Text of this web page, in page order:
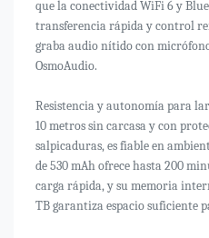
que la conectividad WiFi 6 y
transferencia rápida y control
graba audio nítido con
OsmoAudio.
Resistencia y autonomía para
10 metros sin carcasa y con
salpicaduras, es fiable en
de 530 mAh ofrece hasta 200
carga rápida, y su memoria
TB garantiza espacio suficiente